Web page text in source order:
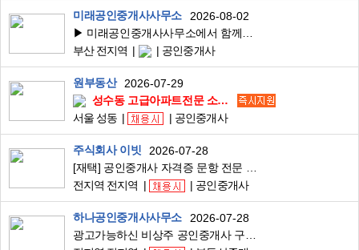
미래공인중개사사무소
2026-08-02
부산 전지역
공인중개사
원부동산
2026-07-29
성수동 고급아파트전문 소속공인중개사, 중개보조원 모십니다.
서울 성동
공인중개사
주식회사 이빗
2026-07-28
전지역 전지역
공인중개사
하나공인중개사사무소
2026-07-28